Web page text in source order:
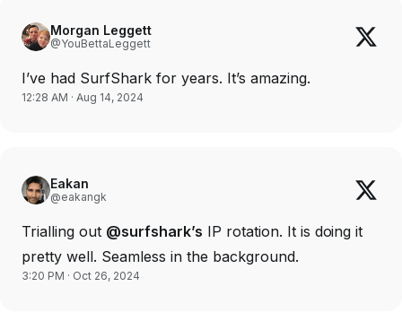
Morgan Leggett
@YouBettaLeggett
I’ve had SurfShark for years. It’s amazing.
12:28 AM · Aug 14, 2024
Eakan
@eakangk
Trialling out @surfshark’s IP rotation. It is doing it
pretty well. Seamless in the background.
3:20 PM · Oct 26, 2024